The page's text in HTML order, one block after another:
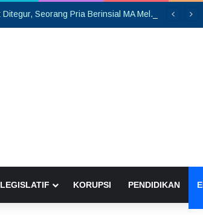
Tersinggung Saat Ditegur, Seorang Pria Berinsial MA Melakukan Pembacokan di Pasar Saik
LEGISLATIF KORUPSI PENDIDIKAN